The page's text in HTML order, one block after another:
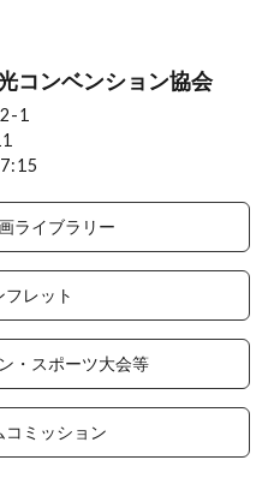
コンベンション協会
1
ライブラリー
フレット
・スポーツ大会等
コミッション